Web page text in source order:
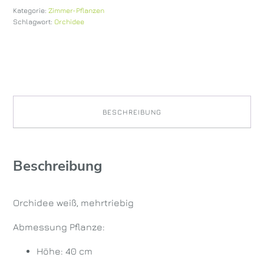
Kategorie:Zimmer-Pflanzen
Schlagwort: Orchidee
BESCHREIBUNG
Beschreibung
Orchidee weiß, mehrtriebig
Abmessung Pflanze:
Höhe: 40 cm